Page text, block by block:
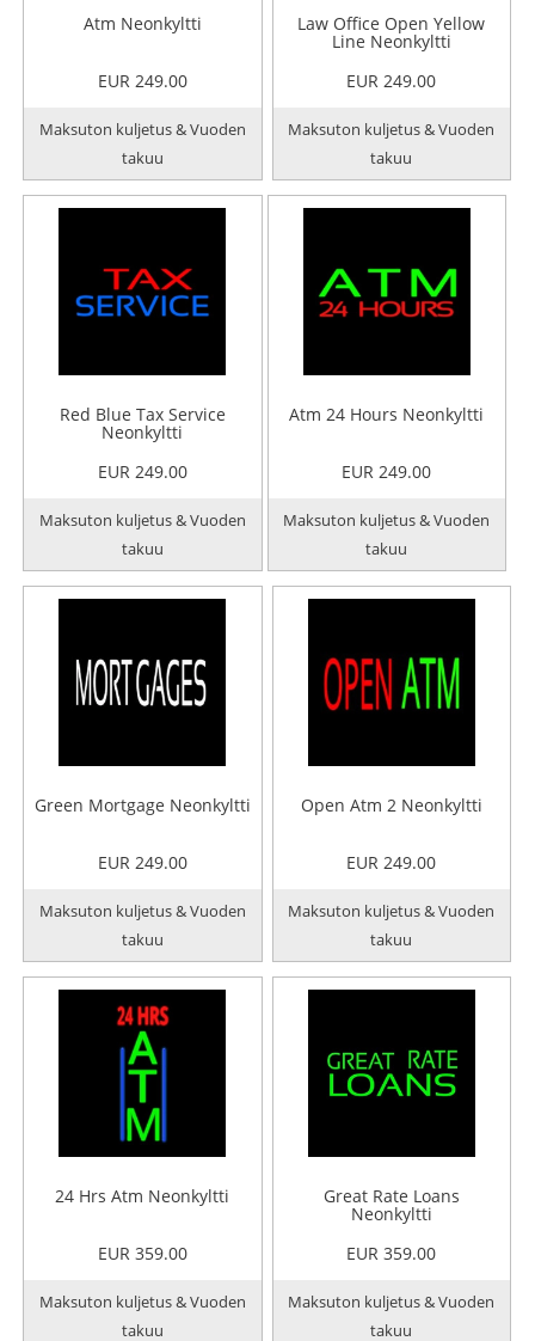
Atm Neonkyltti
EUR 249.00
Maksuton kuljetus & Vuoden
takuu
Law Office Open Yellow
Line Neonkyltti
EUR 249.00
Maksuton kuljetus & Vuoden
takuu
Red Blue Tax Service
Neonkyltti
EUR 249.00
Maksuton kuljetus & Vuoden
takuu
Atm 24 Hours Neonkyltti
EUR 249.00
Maksuton kuljetus & Vuoden
takuu
Green Mortgage Neonkyltti
EUR 249.00
Maksuton kuljetus & Vuoden
takuu
Open Atm 2 Neonkyltti
EUR 249.00
Maksuton kuljetus & Vuoden
takuu
24 Hrs Atm Neonkyltti
EUR 359.00
Maksuton kuljetus & Vuoden
takuu
Great Rate Loans
Neonkyltti
EUR 359.00
Maksuton kuljetus & Vuoden
takuu